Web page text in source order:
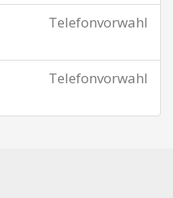
Telefonvorwahl
Telefonvorwahl